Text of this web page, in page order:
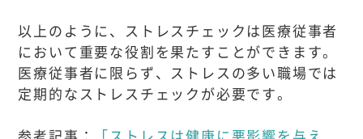
以上のように、ストレスチェックは医療従事者
において重要な役割を果たすことができます。
医療従事者に限らず、ストレスの多い職場では
定期的なストレスチェックが必要です。